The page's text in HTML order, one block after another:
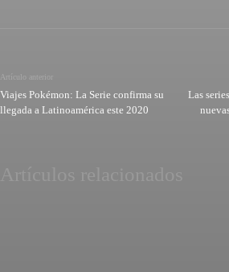
Artículo anterior
Viajes Pokémon: La Serie confirma su
llegada a Latinoamérica este 2020
Las